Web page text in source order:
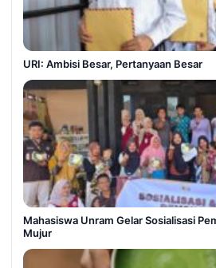
URI: Ambisi Besar, Pertanyaan Besar
Mahasiswa Unram Gelar Sosialisasi
Mujur